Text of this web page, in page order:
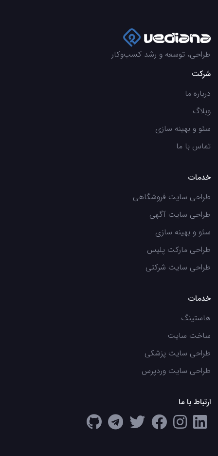
طراحی، توسعه و رشد کسب‌وکار
شرکت
درباره ما
وبلاگ
سئو و بهینه سازی
تماس با ما
خدمات
طراحی سایت فروشگاهی
طراحی سایت آگهی
سئو و بهینه سازی
طراحی مارکت پلیس
طراحی سایت شرکتی
خدمات
هاستینگ
ساخت سایت
طراحی سایت پزشکی
طراحی سایت وردپرس
ارتباط با ما